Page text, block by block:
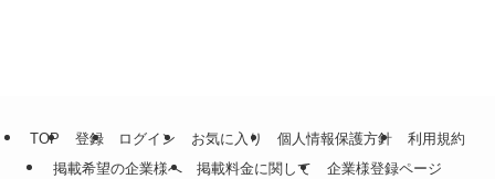
TOP 登録 ログイン お気に入り 個人情報保護方針
利用規約
掲載希望の企業様へ
掲載料金に関して
企業様登録ページ